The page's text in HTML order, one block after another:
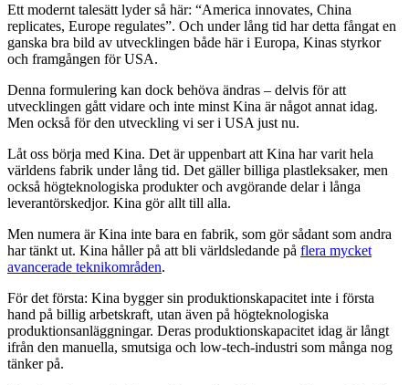
Ett modernt talesätt lyder så här: “America innovates, China
replicates, Europe regulates”. Och under lång tid har detta fångat en
ganska bra bild av utvecklingen både här i Europa, Kinas styrkor
och framgången för USA.
Denna formulering kan dock behöva ändras – delvis för att
utvecklingen gått vidare och inte minst Kina är något annat idag.
Men också för den utveckling vi ser i USA just nu.
Låt oss börja med Kina. Det är uppenbart att Kina har varit hela
världens fabrik under lång tid. Det gäller billiga plastleksaker, men
också högteknologiska produkter och avgörande delar i långa
leverantörskedjor. Kina gör allt till alla.
Men numera är Kina inte bara en fabrik, som gör sådant som andra
har tänkt ut. Kina håller på att bli världsledande på flera mycket
avancerade teknikområden.
För det första: Kina bygger sin produktionskapacitet inte i första
hand på billig arbetskraft, utan även på högteknologiska
produktionsanläggningar. Deras produktionskapacitet idag är långt
ifrån den manuella, smutsiga och low-tech-industri som många nog
tänker på.